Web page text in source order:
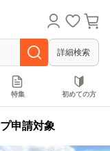
詳細検索
特集 初めての方
申請対象